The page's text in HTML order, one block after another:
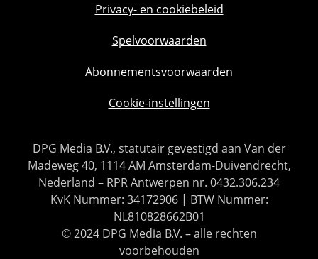
Privacy- en cookiebeleid
Spelvoorwaarden
Abonnementsvoorwaarden
Cookie-instellingen
DPG Media B.V., statutair gevestigd aan Van der
Madeweg 40, 1114 AM Amsterdam-Duivendrecht,
Nederland – RPR Antwerpen nr. 0432.306.234
KvK Nummer: 34172906 | BTW Nummer:
NL810828662B01
© 2024 DPG Media B.V. – alle rechten
voorbehouden